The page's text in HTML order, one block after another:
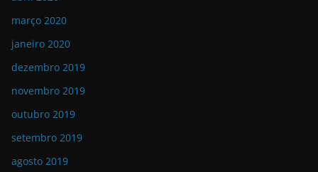
março 2020
janeiro 2020
dezembro 2019
novembro 2019
outubro 2019
setembro 2019
agosto 2019